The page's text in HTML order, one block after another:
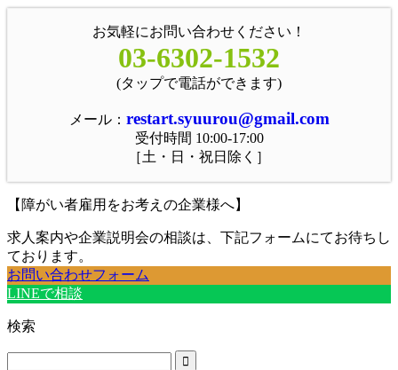
お気軽にお問い合わせください！
03-6302-1532
(タップで電話ができます)
メール： restart.syuurou@gmail.com
受付時間 10:00-17:00
［土・日・祝日除く］
【障がい者雇用をお考えの企業様へ】
求人案内や企業説明会の相談は、下記フォームにてお待ちし
ております。
お問い合わせフォーム
LINEで相談
検索